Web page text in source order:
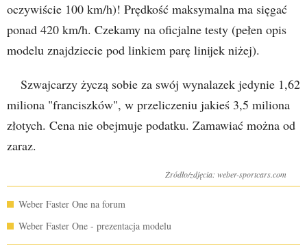
oczywiście 100 km/h)! Prędkość maksymalna ma sięgać
ponad 420 km/h. Czekamy na oficjalne testy (pełen opis
modelu znajdziecie pod linkiem parę linijek niżej).
Szwajcarzy życzą sobie za swój wynalazek jedynie 1,62
miliona "franciszków", w przeliczeniu jakieś 3,5 miliona
złotych. Cena nie obejmuje podatku. Zamawiać można od
zaraz.
Źródło/zdjęcia: weber-sportcars.com
Weber Faster One na forum
Weber Faster One - prezentacja modelu